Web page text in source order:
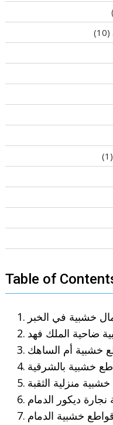
(10)
(1)
Table of
خشبية في الخبر
ضاحية الملك فهد
خشبية أم الساهك
خشبية بالشرقية
منزلية الثقبة
ديكور الدمام
خشبية الدمام